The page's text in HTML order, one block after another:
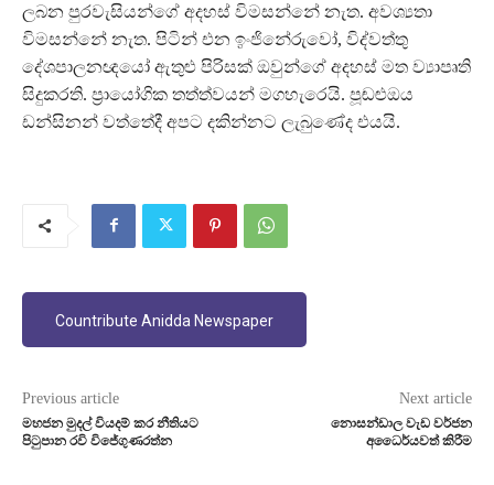
ලබන පුරවැසියන්ගේ අදහස් විමසන්නේ නැත. අවශ්‍යතා
විමසන්නේ නැත. පිටින් එන ඉංජිනේරුවෝ, විද්වත්තු
දේශපාලනඥයෝ ඇතුළු පිරිසක් ඔවුන්ගේ අදහස් මත ව්‍යාපෘති
සිදුකරති. ප‍්‍රායෝගික තත්ත්වයන් මගහැරෙයි. පූඬළුඔය
ඩන්සිනන් වත්තේදී අපට දකින්නට ලැබුණේද එයයි.
Countribute Anidda Newspaper
Previous article
මහජන මුදල් වියදම් කර නීතියට
පිටුපාන රවි විජේගුණරත්න
Next article
නොසන්ඩාල වැඩ වර්ජන
අධෛර්යවත් කිරීම